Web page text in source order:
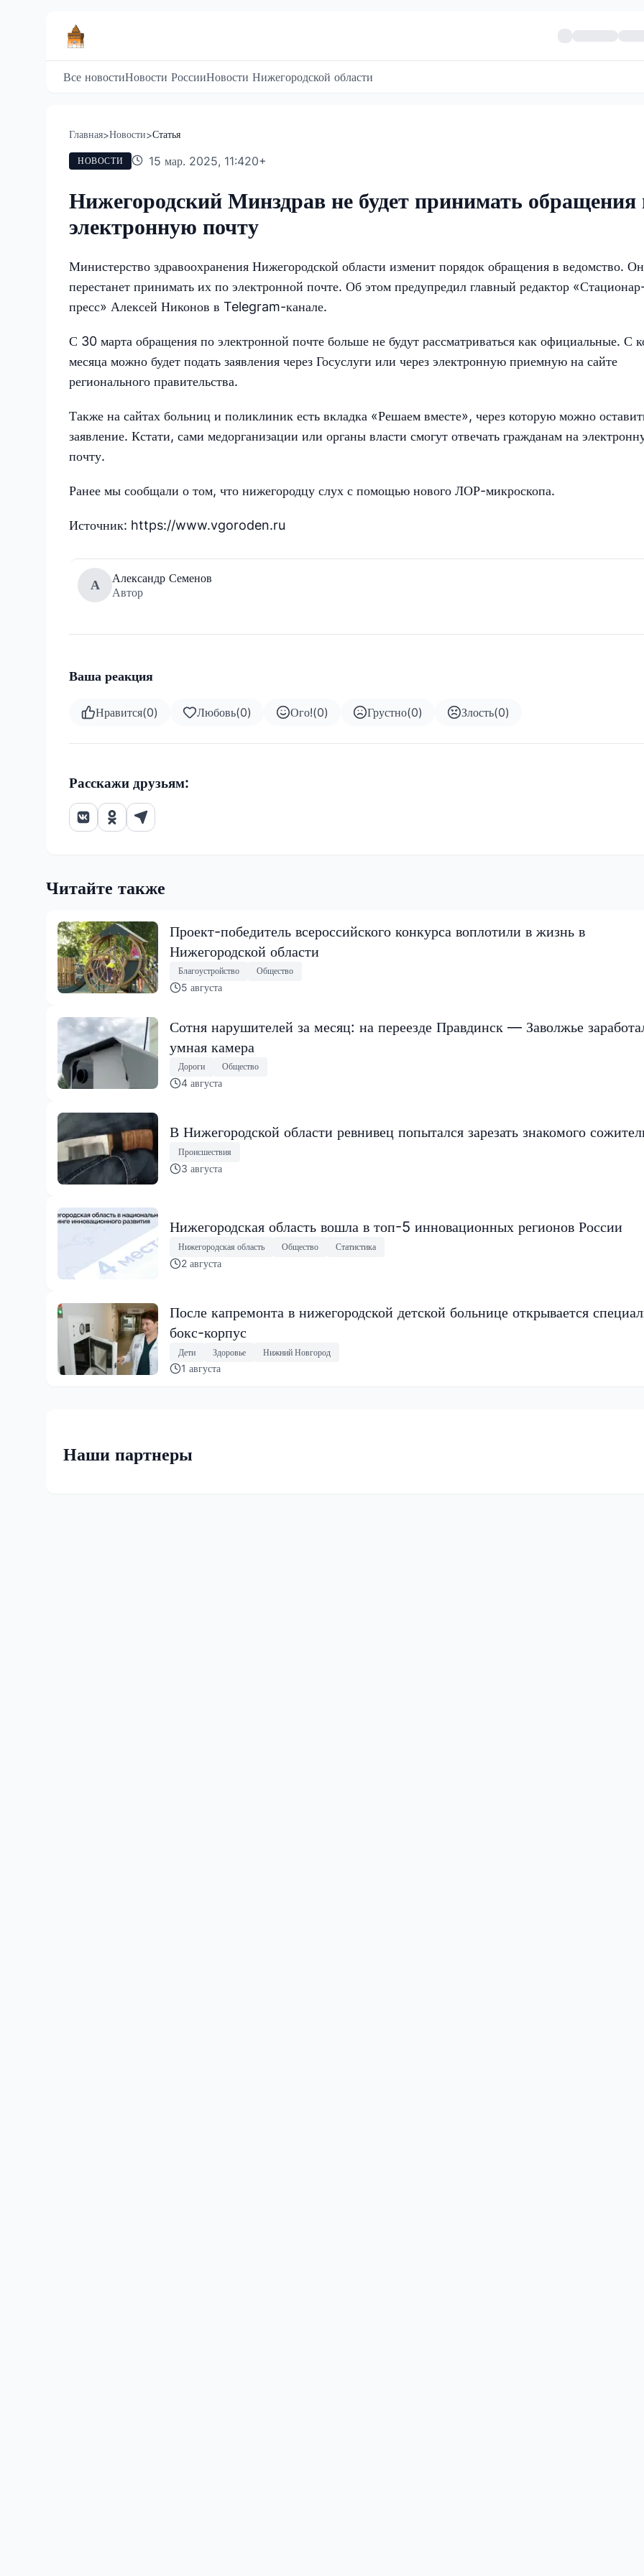
Все новостиНовости РоссииНовости Нижегородской области
Главная>Новости>Статья
НОВОСТИ 15 мар. 2025, 11:420+
Нижегородский Минздрав не будет принимать обращения
электронную почту
Министерство здравоохранения Нижегородской области изменит порядок обращения в ведомство.
перестанет принимать их по электронной почте. Об этом предупредил главный редактор
пресс» Алексей Никонов в Telegram-канале.
С 30 марта обращения по электронной почте больше не будут рассматриваться как официальные. С
месяца можно будет подать заявления через Госуслуги или через электронную приемную на сайте
регионального правительства.
Также на сайтах больниц и поликлиник есть вкладка «Решаем вместе», через которую можно
заявление. Кстати, сами медорганизации или органы власти смогут отвечать гражданам на
почту.
Ранее мы сообщали о том, что нижегородцу слух с помощью нового ЛОР-микроскопа.
Источник: https://www.vgoroden.ru
А
Александр Семенов
Автор
Ваша реакция
Нравится(0) Любовь(0) Ого!(0) Грустно(0) Злость(0)
Расскажи друзьям:
Читайте также
Проект-победитель всероссийского конкурса воплотили в жизнь в
Нижегородской области
Благоустройство Общество
5 августа
Сотня нарушителей за месяц: на переезде Правдинск — Заволжье
умная камера
Дороги Общество
4 августа
В Нижегородской области ревнивец попытался зарезать знакомого
Происшествия
3 августа
Нижегородская область вошла в топ-5 инновационных регионов России
Нижегородская область Общество Статистика
2 августа
После капремонта в нижегородской детской больнице открывается
бокс-корпус
Дети Здоровье Нижний Новгород
1 августа
Наши партнеры